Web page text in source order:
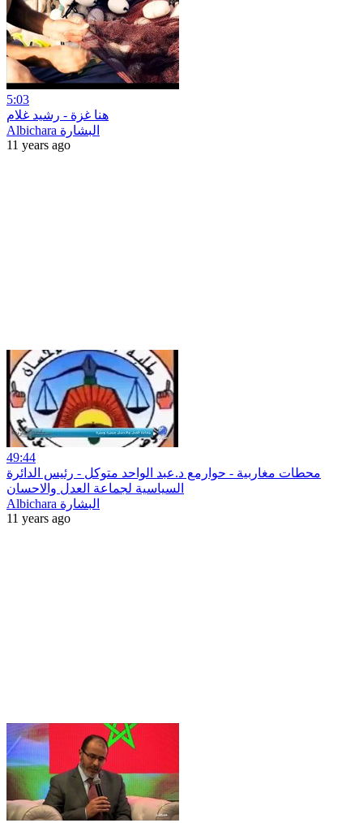
5:03
هنا غزة - رشيد غلام
Albichara البشارة
11 years ago
49:44
محطات مغاربية - حوارمع د.عبد الواحد متوكل - رئيس الدائرة
السياسية لجماعة العدل والاحسان
Albichara البشارة
11 years ago